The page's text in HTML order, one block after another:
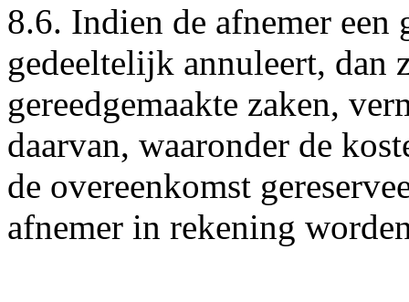
8.6. Indien de afnemer een
gedeeltelijk annuleert, dan
gereedgemaakte zaken,
daarvan, waaronder de
de overeenkomst
afnemer in rekening